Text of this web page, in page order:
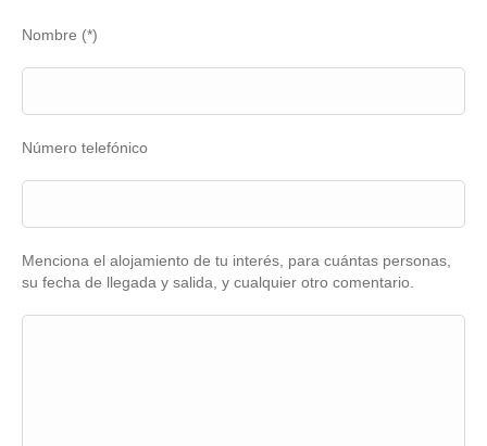
Nombre (*)
Número telefónico
Menciona el alojamiento de tu interés, para cuántas personas,
su fecha de llegada y salida, y cualquier otro comentario.